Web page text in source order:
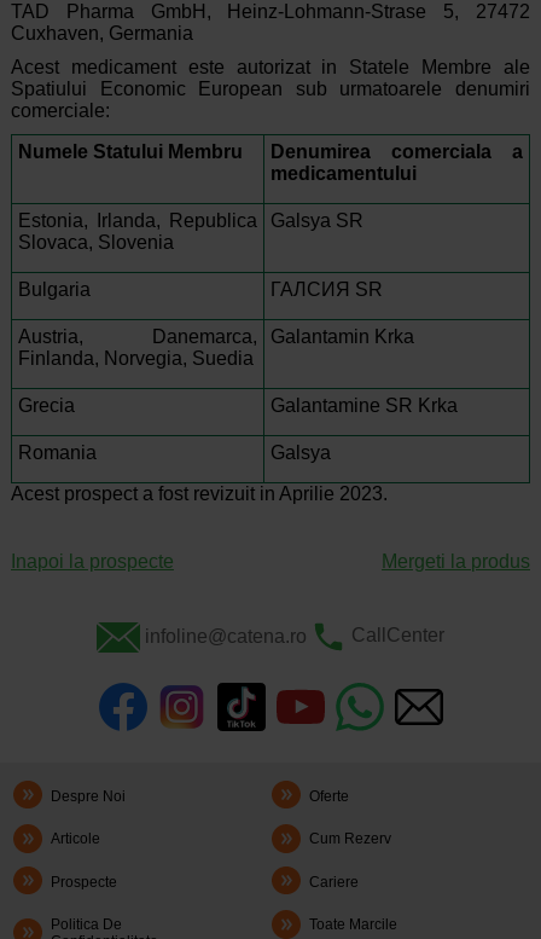
TAD Pharma GmbH, Heinz-Lohmann-Strase 5, 27472
Cuxhaven, Germania
Acest medicament este autorizat in Statele Membre ale
Spatiului Economic European sub urmatoarele denumiri
comerciale:
Numele Statului Membru
Denumirea comerciala a
medicamentului
Estonia, Irlanda, Republica
Slovaca, Slovenia
Galsya SR
Bulgaria ГАЛСИЯ SR
Austria, Danemarca,
Finlanda, Norvegia, Suedia
Galantamin Krka
Grecia Galantamine SR Krka
Romania
Galsya
Acest prospect a fost revizuit in Aprilie 2023.
Inapoi la prospecte Mergeti la produs
infoline@catena.ro CallCenter
Despre Noi Oferte
Articole Cum Rezerv
Prospecte Cariere
Politica De
Toate Marcile